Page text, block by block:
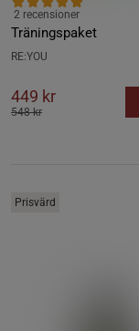
Träningspaket
2 recensioner
RE:YOU
449 kr
548 kr
Prisvärd